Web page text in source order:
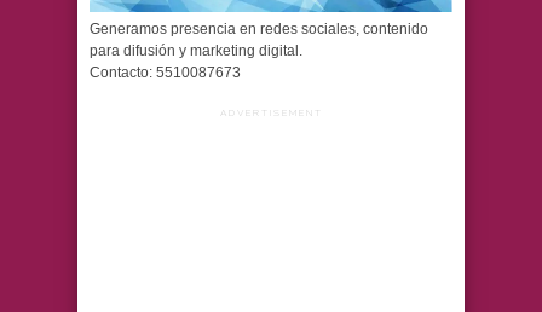
Generamos presencia en redes sociales, contenido
para difusión y marketing digital.
Contacto: 5510087673
ADVERTISEMENT